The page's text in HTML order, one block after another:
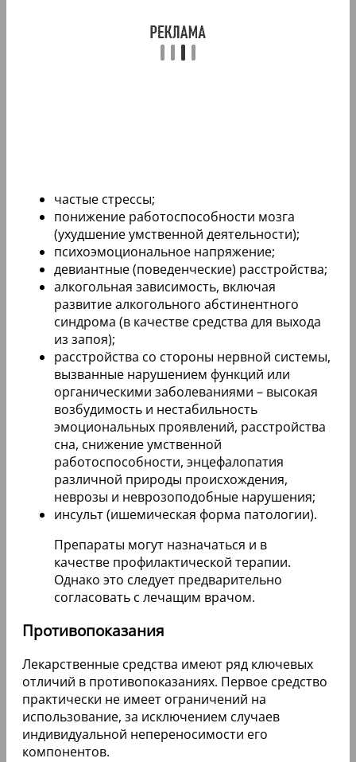
частые стрессы;
понижение работоспособности мозга
(ухудшение умственной деятельности);
психоэмоциональное напряжение;
девиантные (поведенческие) расстройства;
алкогольная зависимость, включая
развитие алкогольного абстинентного
синдрома (в качестве средства для выхода
из запоя);
расстройства со стороны нервной системы,
вызванные нарушением функций или
органическими заболеваниями – высокая
возбудимость и нестабильность
эмоциональных проявлений, расстройства
сна, снижение умственной
работоспособности, энцефалопатия
различной природы происхождения,
неврозы и неврозоподобные нарушения;
инсульт (ишемическая форма патологии).
Препараты могут назначаться и в
качестве профилактической терапии.
Однако это следует предварительно
согласовать с лечащим врачом.
Противопоказания
Лекарственные средства имеют ряд ключевых
отличий в противопоказаниях. Первое средство
практически не имеет ограничений на
использование, за исключением случаев
индивидуальной непереносимости его
компонентов.